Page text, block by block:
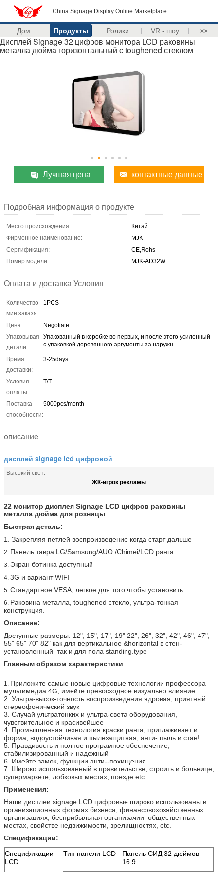
China Signage Display Online Marketplace
Дом Продукты Ролики VR - шоу >>
Дисплей Signage 32 цифров монитора LCD раковины
металла дюйма горизонтальный с toughened стеклом
Лучшая цена контактные данные
Подробная информация о продукте
Место происхождения:
Китай
Фирменное наименование:
MJK
Сертификация:
CE,Rohs
Номер модели:
MJK-AD32W
Оплата и доставка Условия
Количество
мин заказа:
1PCS
Цена:
Negotiate
Упаковывая
детали:
Упакованный в коробке во первых, и после этого усиленный
с упаковкой деревянного аргументы за наружн
Время
доставки:
3-25days
Условия
оплаты:
T/T
Поставка
способности:
5000pcs/month
описание
дисплей signage lcd цифровой
Высокий свет:
ЖК-игрок рекламы
22 монитор дисплея Signage LCD цифров раковины
металла дюйма для розницы
Быстрая деталь:
1. Закрепляя петлей воспроизведение когда старт дальше
2. Панель тавра LG/Samsung/AUO /Chimei/LCD ранга
3. Экран ботинка доступный
4. 3G и вариант WIFI
5. Стандартное VESA, легкое для того чтобы установить
6. Раковина металла, toughened стекло, ультра-тонкая
конструкция.
Описание:
Доступные размеры: 12", 15", 17", 19" 22", 26", 32", 42", 46", 47",
55" 65" 70" 82" как для вертикальное &horizontal в стен-
установленный, так и для пола standing.type
Главным образом характеристики
1. Приложите самые новые цифровые технологии профессора
мультимедиа 4G, имейте превосходное визуально влияние
2. Ультра-высок-точность воспроизведения ядровая, приятный
стереофонический звук
3. Случай ультратонких и ультра-света оборудования,
чувствительное и красивейшее
4. Промышленная технология краски ранга, приглаживает и
форма, водоустойчивая и пылезащитная, анти- пыль и стан!
5. Правдивость и полное програмное обеспечение,
стабилизированный и надежный
6. Имейте замок, функции анти--похищения
7. Широко использованный в правительстве, строить и больнице,
супермаркете, лобковых местах, поезде etc
Применения:
Наши дисплеи signage LCD цифровые широко использованы в
организационных формах бизнеса, финансовохозяйственных
организациях, бесприбыльная организачии, общественных
местах, свойстве недвижимости, зрелищностях, etc.
Спецификации:
Спецификации
LCD.
Тип панели LCD
Панель СИД 32 дюймов,
16:9